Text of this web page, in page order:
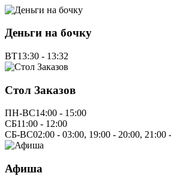
Деньги на бочку
ВТ13:30 - 13:32
Стол Заказов
ПН-ВС14:00 - 15:00
СБ11:00 - 12:00
СБ-ВС02:00 - 03:00, 19:00 - 20:00, 21:00
Афиша